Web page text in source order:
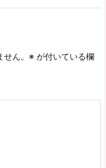
ん。 ※ が付いている欄